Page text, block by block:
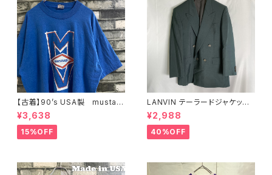
【古着】90’s USA製 mustan
gs ビンテージ tシャツ XL
ブルー
¥3,638
15%OFF
LANVIN テーラードジャケット
ダークグリーン
¥2,988
40%OFF